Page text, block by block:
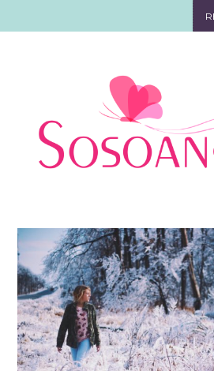
SO EN FORME
SO IN LOVE
SO HIGH-TECH
SO PRATIQUE
CONTACT